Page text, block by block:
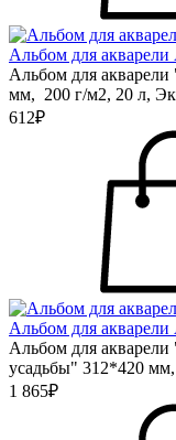
Альбом для
Альбом для
мм, 200 г/м2, 20 л,
612₽
Альбом для
Альбом для
усадьбы" 312*420
1 865₽